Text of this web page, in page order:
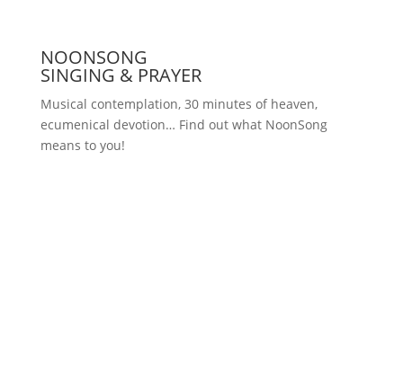
NOONSONG
SINGING & PRAYER
Musical contemplation, 30 minutes of heaven,
ecumenical devotion… Find out what NoonSong
means to you!